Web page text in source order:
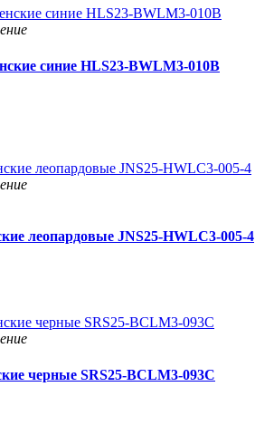
синие HLS23-BWLM3-010B
леопардовые JNS25-HWLC3-005-4
черные SRS25-BCLM3-093C